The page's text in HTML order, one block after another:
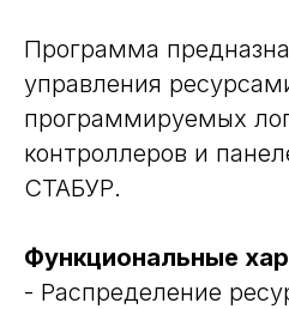
Программа
управления
программируемых
контроллеров и
СТАБУР.
Функциональные
- Распределение